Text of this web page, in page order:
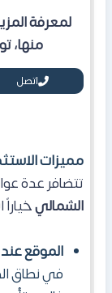
لمعرفة
منها،
اتصل
مميزات
تتضافر عدة
الشماليخياراً
الموقع عند
في نطاق